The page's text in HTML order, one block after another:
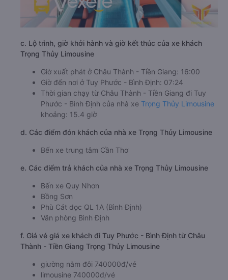
c. Lộ trình, giờ khởi hành và giờ kết thúc của xe khách
Trọng Thủy Limousine
Giờ xuất phát ở Châu Thành - Tiền Giang: 16:00
Giờ đến nơi ở Tuy Phước - Bình Định: 07:24
Thời gian chạy từ Châu Thành - Tiền Giang đi Tuy
Phước - Bình Định của nhà xe Trọng Thủy Limousine
khoảng: 15.4 giờ
d. Các điểm đón khách của nhà xe Trọng Thủy Limousine
Bến xe trung tâm Cần Thơ
e. Các điểm trả khách của nhà xe Trọng Thủy Limousine
Bến xe Quy Nhơn
Bồng Sơn
Phù Cát dọc QL 1A (Bình Định)
Văn phòng Bình Định
f. Giá vé giá xe khách đi Tuy Phước - Bình Định từ Châu
Thành - Tiền Giang Trọng Thủy Limousine
giường nằm đôi 740000đ/vé
limousine 740000đ/vé